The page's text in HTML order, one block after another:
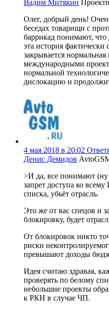
Вадим Митякин
Олег, добрый день!
беседах товарищи с
баррикад понимают, что
эта история фактически
закрывается
международными
нормальной
дислокацию и
4 мая 2018 в 20:02
Денис Демидов
>И да, все понимают (ну
запрет доступа ко
списка, убьёт отрасль.
Это же от вас спецов и
блокировку, будет
От блокировок никто
риски
превышают доходы
Идея считаю здравая,
проверять по белому
небольшие проекты
к РКН в случае ЧП.